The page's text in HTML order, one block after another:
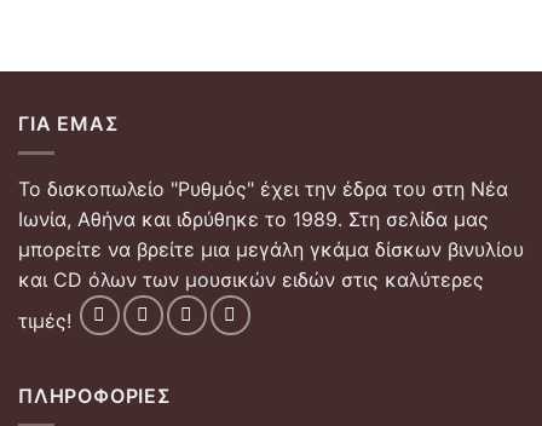
ΓΙΑ ΕΜΆΣ
Το δισκοπωλείο "Ρυθμός" έχει την έδρα του στη Νέα
Ιωνία, Αθήνα και ιδρύθηκε το 1989. Στη σελίδα μας
μπορείτε να βρείτε μια μεγάλη γκάμα δίσκων βινυλίου
και CD όλων των μουσικών ειδών στις καλύτερες
τιμές!
ΠΛΗΡΟΦΟΡΊΕΣ